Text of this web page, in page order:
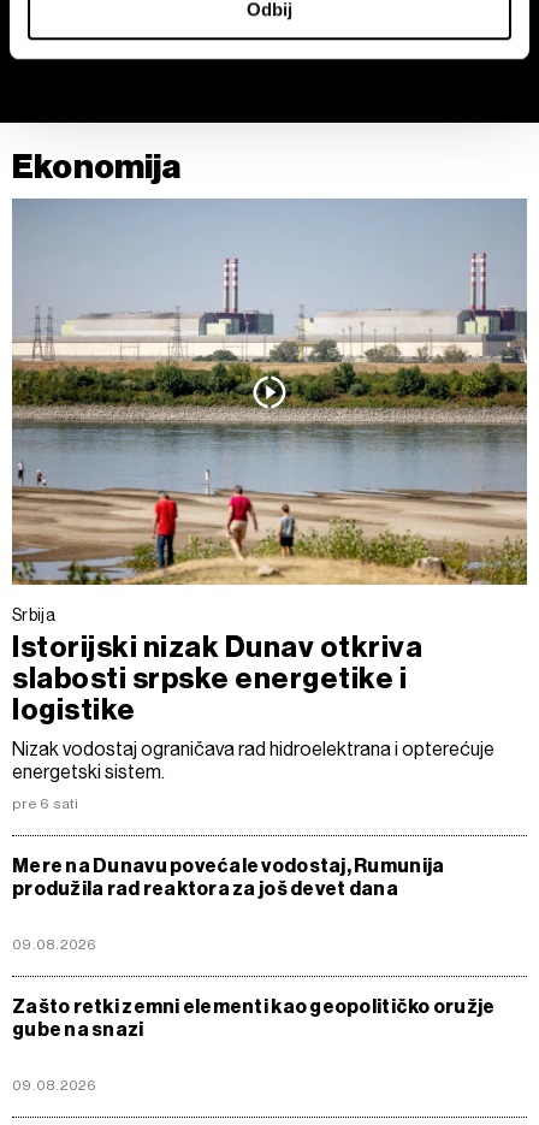
saglasnost u Deklaraciji o kolačićima.
kolačićima i drugim sličnim tehnologijama u
klikom na „Prikaži detalje“. Pristanak možete u bilo kojem
trenutku opozvati bez negativnih posledica.
Odbij
pritisak na tržište mesa i uvoz u
četiri puta više od ugostitelja
Ekonomija
Srbija
Istorijski nizak Dunav otkriva
slabosti srpske energetike i
logistike
Nizak vodostaj ograničava rad hidroelektrana i opterećuje
energetski sistem.
pre 6 sati
Mere na Dunavu povećale vodostaj, Rumunija
produžila rad reaktora za još devet dana
09.08.2026
Zašto retki zemni elementi kao geopolitičko oružje
gube na snazi
09.08.2026